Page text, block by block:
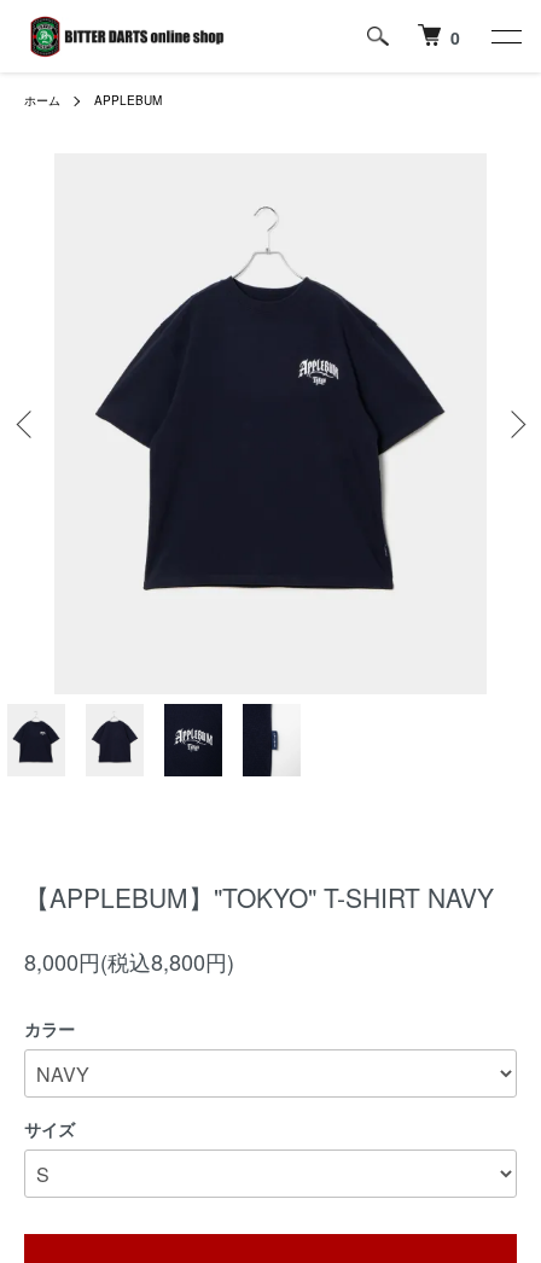
0
ホーム APPLEBUM
【APPLEBUM】"TOKYO" T-SHIRT NAVY
8,000円(税込8,800円)
カラー
サイズ